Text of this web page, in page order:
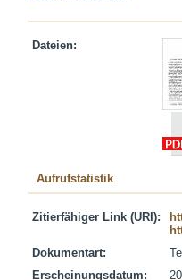
Dateien:
Aufrufstatistik
Zitierfähiger Link (URI):
Dokumentart:
Erscheinungsdatum: